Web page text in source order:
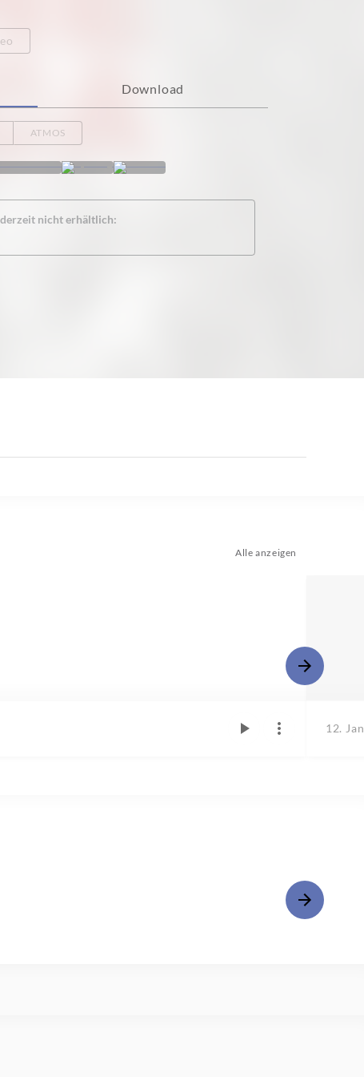
Download
ATMOS
nicht erhältlich:
Alle anzeigen
12.